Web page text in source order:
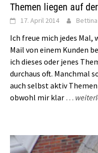
Themen liegen auf
17. April 2014
Ich freue mich jedes Mal,
Mail von einem Kunden
ich dieses oder jenes
durchaus oft. Manchmal
auch selbst aktiv
obwohl mir klar …